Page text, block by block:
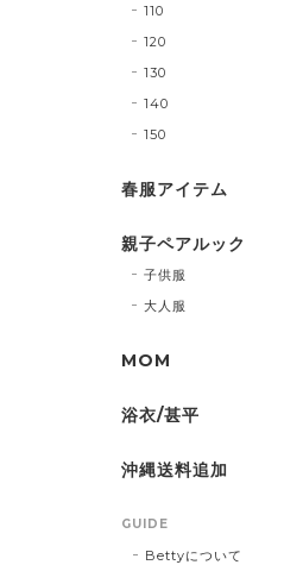
110
120
130
140
150
春服アイテム
親子ペアルック
子供服
大人服
MOM
浴衣/甚平
沖縄送料追加
GUIDE
Bettyについて